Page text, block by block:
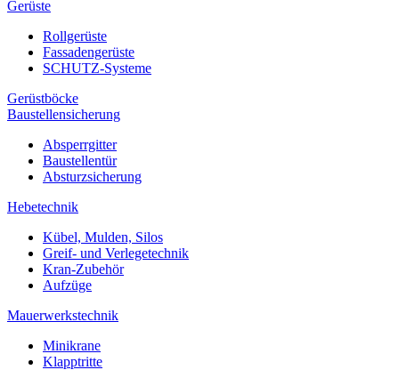
Gerüste
Rollgerüste
Fassadengerüste
SCHUTZ-Systeme
Gerüstböcke
Baustellensicherung
Absperrgitter
Baustellentür
Absturzsicherung
Hebetechnik
Kübel, Mulden, Silos
Greif- und Verlegetechnik
Kran-Zubehör
Aufzüge
Mauerwerkstechnik
Minikrane
Klapptritte